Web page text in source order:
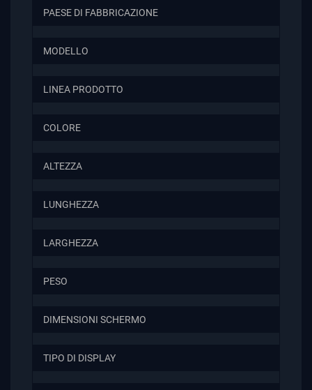
PAESE DI FABBRICAZIONE
MODELLO
LINEA PRODOTTO
COLORE
ALTEZZA
LUNGHEZZA
LARGHEZZA
PESO
DIMENSIONI SCHERMO
TIPO DI DISPLAY